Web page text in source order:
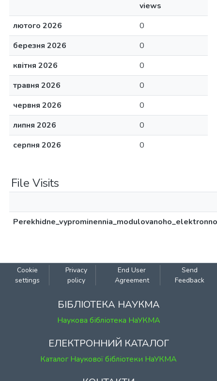
views
лютого 2026
0
березня 2026
0
квітня 2026
0
травня 2026
0
червня 2026
0
липня 2026
0
серпня 2026
0
File Visits
Cookie
settings
Privacy
policy
End User
Agreement
Send
Feedback
БІБЛІОТЕКА НАУКМА
Наукова бібліотека НаУКМА
ЕЛЕКТРОННИЙ КАТАЛОГ
Каталог Наукової бібліотеки НаУКМА